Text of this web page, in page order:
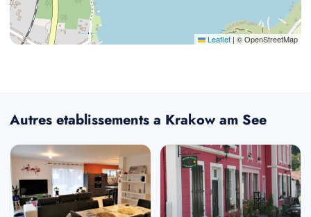
Leaflet|© OpenStreetMap
Autres etablissements a Krakow am See